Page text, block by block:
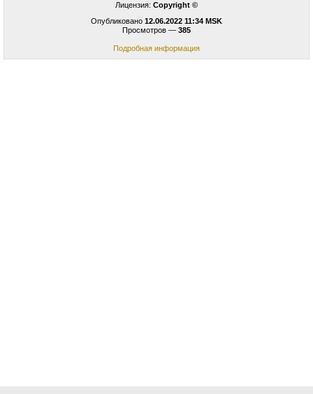
Лицензия: Copyright ©
Опубликовано 12.06.2022 11:34 MSK
Просмотров — 385
Подробная информация